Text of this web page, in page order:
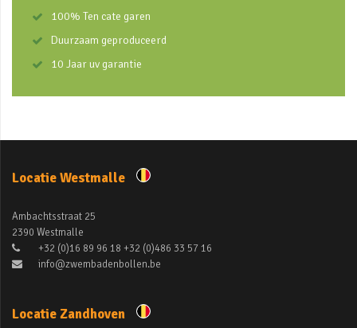
100% Ten cate garen
Duurzaam geproduceerd
10 Jaar uv garantie
Locatie Westmalle
Ambachtsstraat 25
2390 Westmalle
+32 (0)16 89 96 18 +32 (0)486 33 57 16
info@zwembadenbollen.be
Locatie Zandhoven